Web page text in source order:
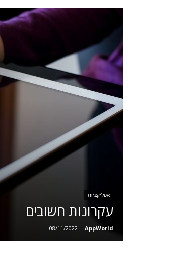
אפליקציות
עקרונות חשובים
AppWorld
-
08/11/2022